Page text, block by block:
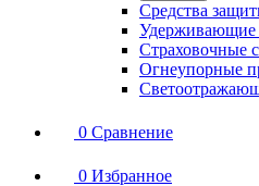
Средства
Удерживающие
Страховочные
Огнеупорные
0 Сравнение
0 Избранное